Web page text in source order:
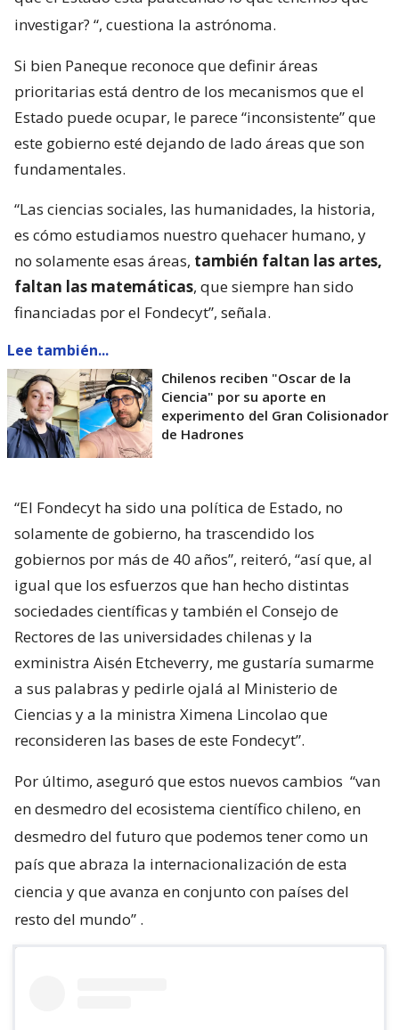
investigar? “, cuestiona la astrónoma.
Si bien Paneque reconoce que definir áreas
prioritarias está dentro de los mecanismos que el
Estado puede ocupar, le parece “inconsistente” que
este gobierno esté dejando de lado áreas que son
fundamentales.
“Las ciencias sociales, las humanidades, la historia,
es cómo estudiamos nuestro quehacer humano, y
no solamente esas áreas, también faltan las artes,
faltan las matemáticas, que siempre han sido
financiadas por el Fondecyt”, señala.
Lee también...
Chilenos reciben "Oscar de la
Ciencia" por su aporte en
experimento del Gran Colisionador
de Hadrones
“El Fondecyt ha sido una política de Estado, no
solamente de gobierno, ha trascendido los
gobiernos por más de 40 años”, reiteró, “así que, al
igual que los esfuerzos que han hecho distintas
sociedades científicas y también el Consejo de
Rectores de las universidades chilenas y la
exministra Aisén Etcheverry, me gustaría sumarme
a sus palabras y pedirle ojalá al Ministerio de
Ciencias y a la ministra Ximena Lincolao que
reconsideren las bases de este Fondecyt”.
Por último, aseguró que estos nuevos cambios “van
en desmedro del ecosistema científico chileno, en
desmedro del futuro que podemos tener como un
país que abraza la internacionalización de esta
ciencia y que avanza en conjunto con países del
resto del mundo” .